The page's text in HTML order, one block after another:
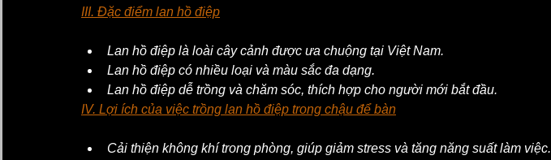
III. Đặc điểm lan hồ điệp
Lan hồ điệp là loài cây cảnh được ưa chuộng tại Việt Nam.
Lan hồ điệp có nhiều loại và màu sắc đa dạng.
Lan hồ điệp dễ trồng và chăm sóc, thích hợp cho người mới bắt đầu.
IV. Lợi ích của việc trồng lan hồ điệp trong chậu để bàn
Cải thiện không khí trong phòng, giúp giảm stress và tăng năng suất làm việc.